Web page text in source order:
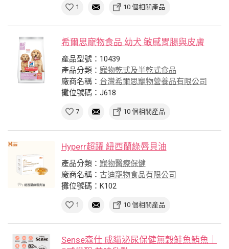
1 10 個相關產品
希爾思寵物食品 幼犬 敏感胃腸與皮膚
產品型號：10439
產品分類： 寵物乾式及半乾式食品
廠商名稱： 台灣希爾思寵物營養品有限公司
攤位號碼：J618
7 10 個相關產品
Hyperr超躍 紐西蘭綠唇貝油
產品分類： 寵物醫療保健
廠商名稱： 古迪寵物食品有限公司
攤位號碼：K102
1 10 個相關產品
Sense森仕 成貓泌尿保健無穀鮭魚鮪魚｜